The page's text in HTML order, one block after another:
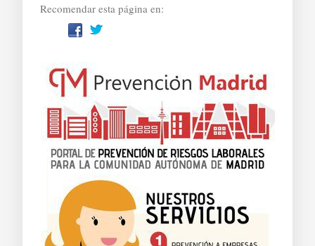
Recomendar esta página en: